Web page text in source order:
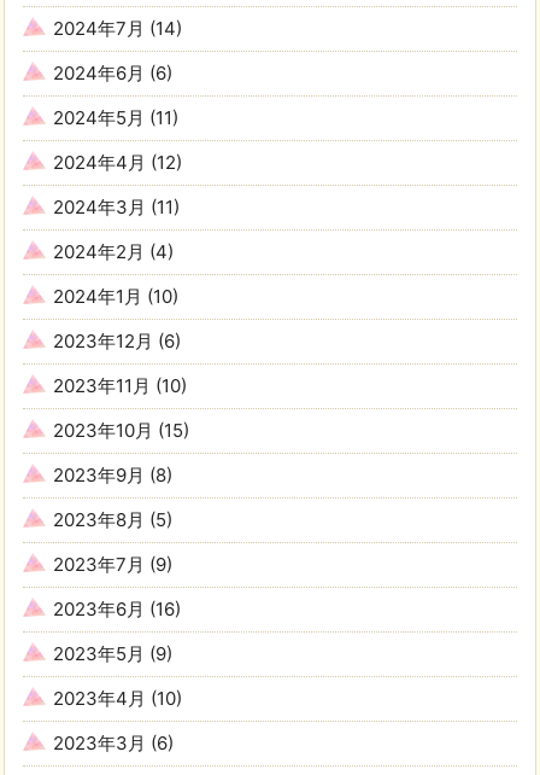
2024年7月 (14)
2024年6月 (6)
2024年5月 (11)
2024年4月 (12)
2024年3月 (11)
2024年2月 (4)
2024年1月 (10)
2023年12月 (6)
2023年11月 (10)
2023年10月 (15)
2023年9月 (8)
2023年8月 (5)
2023年7月 (9)
2023年6月 (16)
2023年5月 (9)
2023年4月 (10)
2023年3月 (6)